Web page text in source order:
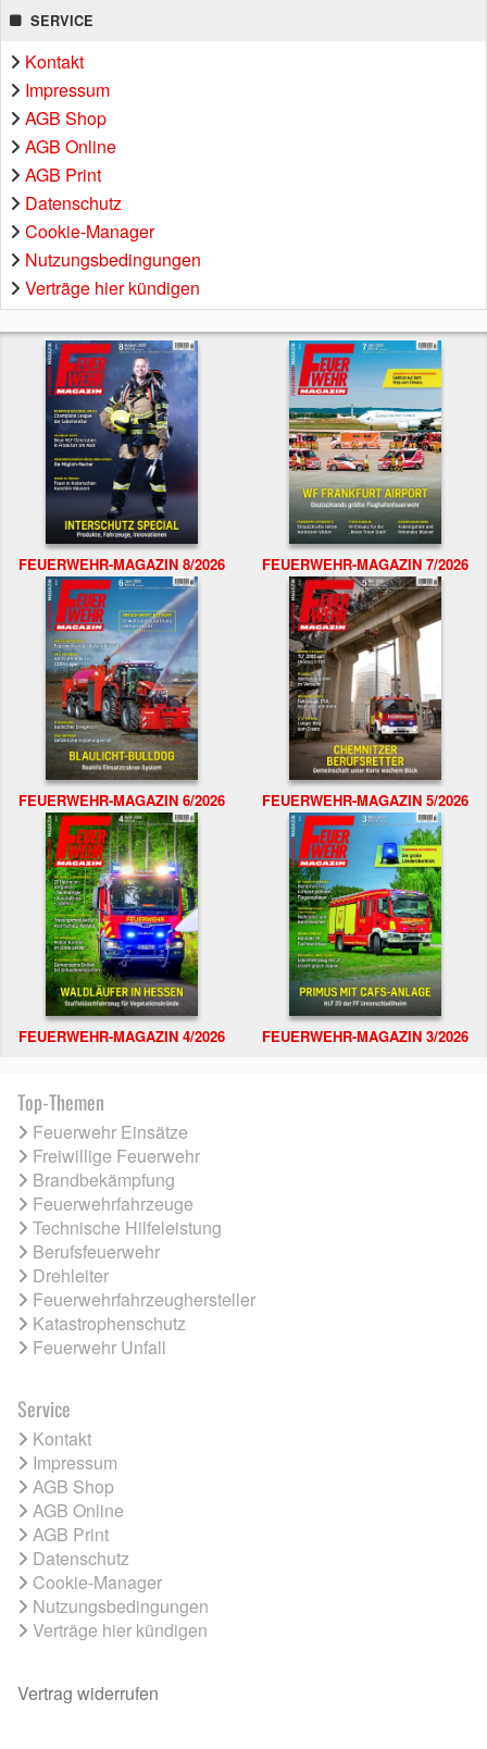
SERVICE
Kontakt
Impressum
AGB Shop
AGB Online
AGB Print
Datenschutz
Cookie-Manager
Nutzungsbedingungen
Verträge hier kündigen
FEUERWEHR-MAGAZIN 8/2026 FEUERWEHR-MAGAZIN 7/2026
FEUERWEHR-MAGAZIN 6/2026 FEUERWEHR-MAGAZIN 5/2026
FEUERWEHR-MAGAZIN 4/2026 FEUERWEHR-MAGAZIN 3/2026
Top-Themen
Feuerwehr Einsätze
Freiwillige Feuerwehr
Brandbekämpfung
Feuerwehrfahrzeuge
Technische Hilfeleistung
Berufsfeuerwehr
Drehleiter
Feuerwehrfahrzeughersteller
Katastrophenschutz
Feuerwehr Unfall
Service
Kontakt
Impressum
AGB Shop
AGB Online
AGB Print
Datenschutz
Cookie-Manager
Nutzungsbedingungen
Verträge hier kündigen
Vertrag widerrufen